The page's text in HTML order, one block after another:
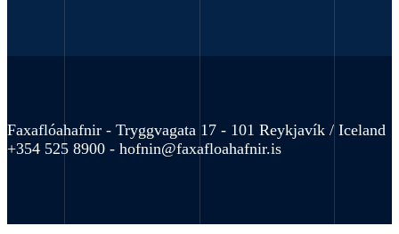
Faxaflóahafnir - Tryggvagata 17 - 101 Reykjavík / Iceland
+354 525 8900 - hofnin@faxafloahafnir.is